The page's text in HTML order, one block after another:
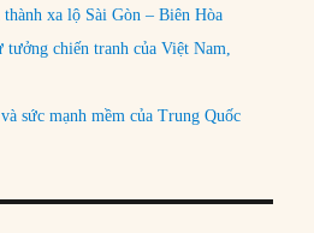
xa lộ Sài Gòn – Biên Hòa
chiến tranh của Việt Nam,
sức mạnh mềm của Trung Quốc